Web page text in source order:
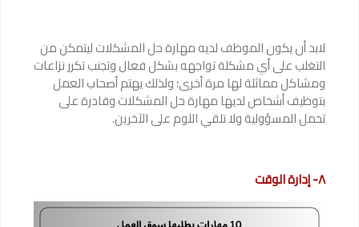
لابد أن يكون الموظف لديه مهارة حل المشكلات ليتمكن من
التغلب على أي مشكلة تواجهه بشكل فعال وتجنب تكرر نزاعات
ومشاكل مماثلة لها مرة أخرى؛ ولذلك يهتم أصحاب العمل
بتوظيف أشخاص لديها مهارة حل المشكلات وقادرة على
تحمل المسؤولية ولا تلقي اللوم على الآخرين.
٨- إدارة الوقت